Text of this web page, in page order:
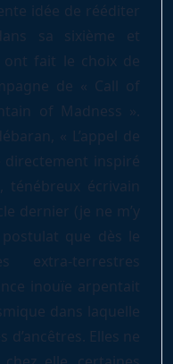
idée de rééditer
sa sixième et
ont fait le choix de
de « Call of
of Madness ».
« L’appel de
inspiré
ténébreux écrivain
dernier (je ne m’y
que dès le
extra-terrestres
inouïe arpentait
dans laquelle
Elles ne